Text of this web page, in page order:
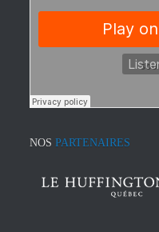
NOS PARTENAIRES